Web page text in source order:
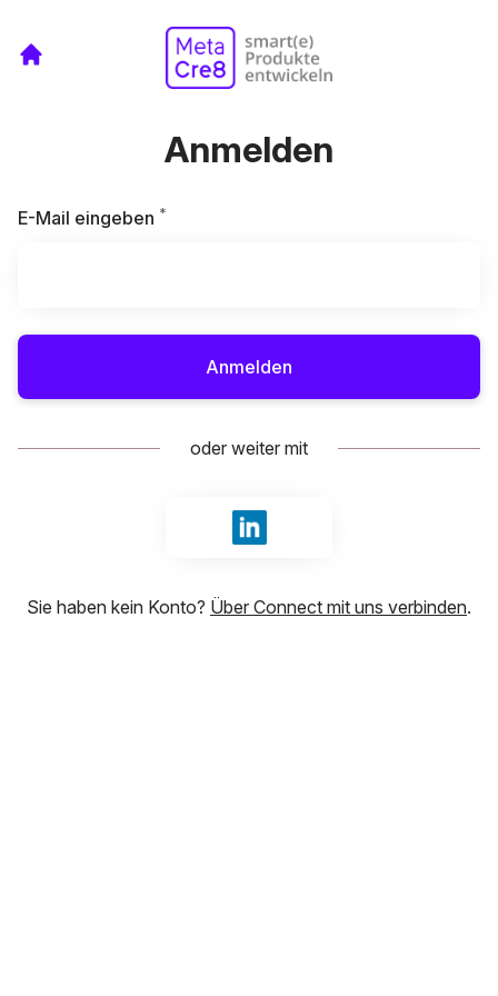
Anmelden
E-Mail eingeben *
Anmelden
oder weiter mit
Mit LinkedIn anmelden
Sie haben kein Konto? Über Connect mit uns verbinden.